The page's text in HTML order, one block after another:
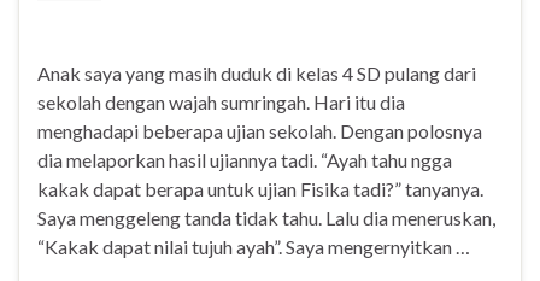
Anak saya yang masih duduk di kelas 4 SD pulang dari
sekolah dengan wajah sumringah. Hari itu dia
menghadapi beberapa ujian sekolah. Dengan polosnya
dia melaporkan hasil ujiannya tadi. “Ayah tahu ngga
kakak dapat berapa untuk ujian Fisika tadi?” tanyanya.
Saya menggeleng tanda tidak tahu. Lalu dia meneruskan,
“Kakak dapat nilai tujuh ayah”. Saya mengernyitkan …